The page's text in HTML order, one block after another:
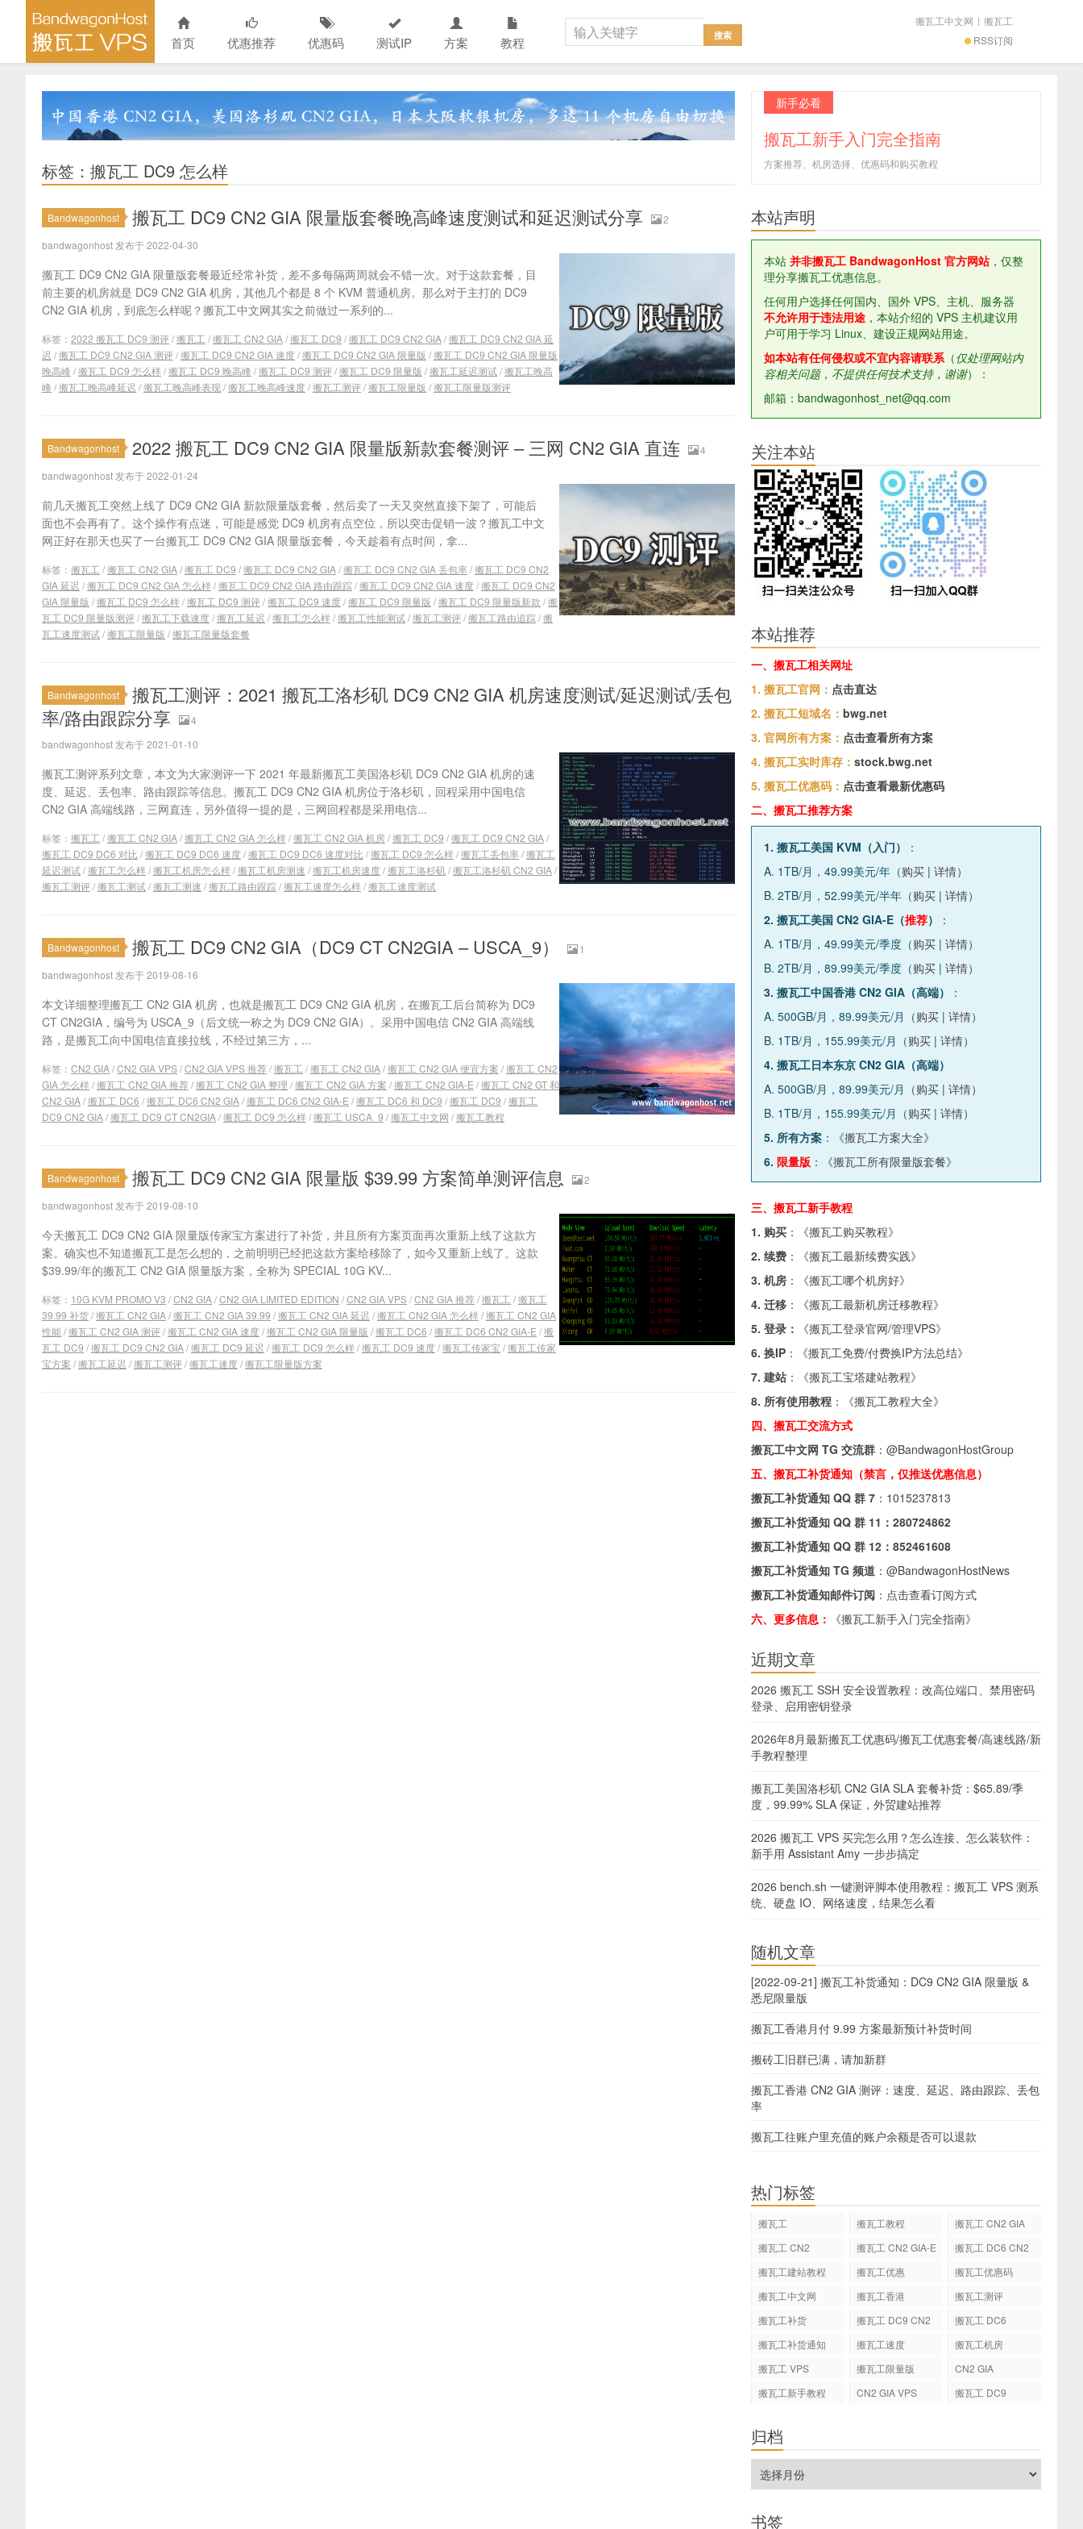
首页 优惠推荐 优惠码 测试IP 方案 教程 RSS订阅
搬瓦工中文网 | 搬瓦工
标签：搬瓦工 DC9 怎么样
Bandwagonhost 搬瓦工 DC9 CN2 GIA 限量版套餐晚高峰速度测试和延迟测试分享
2
bandwagonhost 发布于 2022-04-30
搬瓦工 DC9 CN2 GIA 限量版套餐最近经常补货，差不多每隔两周就会不错一次。对于这款套餐，目
前主要的机房就是 DC9 CN2 GIA 机房，其他几个都是 8 个 KVM 普通机房。那么对于主打的 DC9
CN2 GIA 机房，到底怎么样呢？搬瓦工中文网其实之前做过一系列的...
标签： 2022 搬瓦工 DC9 测评/搬瓦工 /搬瓦工 CN2 GIA/搬瓦工 DC9 /搬瓦工 DC9 CN2 GIA/搬瓦工 DC9 CN2 GIA 延
迟 /搬瓦工 DC9 CN2 GIA 测评/搬瓦工 DC9 CN2 GIA 速度/搬瓦工 DC9 CN2 GIA 限量版 /搬瓦工 DC9 CN2 GIA 限量版
晚高峰 /搬瓦工 DC9 怎么样/搬瓦工 DC9 晚高峰 /搬瓦工 DC9 测评/搬瓦工 DC9 限量版 /搬瓦工延迟测试 /搬瓦工晚高
峰 /搬瓦工晚高峰延迟 /搬瓦工晚高峰表现/搬瓦工晚高峰速度/搬瓦工测评/搬瓦工限量版 /搬瓦工限量版测评
Bandwagonhost 2022 搬瓦工 DC9 CN2 GIA 限量版新款套餐测评 – 三网 CN2 GIA 直连
4
bandwagonhost 发布于 2022-01-24
前几天搬瓦工突然上线了 DC9 CN2 GIA 新款限量版套餐，然后卖了一天又突然直接下架了，可能后
面也不会再有了。这个操作有点迷，可能是感觉 DC9 机房有点空位，所以突击促销一波？搬瓦工中文
网正好在那天也买了一台搬瓦工 DC9 CN2 GIA 限量版套餐，今天趁着有点时间，拿...
标签： 搬瓦工 /搬瓦工 CN2 GIA/搬瓦工 DC9 /搬瓦工 DC9 CN2 GIA/搬瓦工 DC9 CN2 GIA 丢包率/搬瓦工 DC9 CN2
GIA 延迟 /搬瓦工 DC9 CN2 GIA 怎么样/搬瓦工 DC9 CN2 GIA 路由跟踪/搬瓦工 DC9 CN2 GIA 速度/搬瓦工 DC9 CN2
GIA 限量版 /搬瓦工 DC9 怎么样/搬瓦工 DC9 测评/搬瓦工 DC9 速度/搬瓦工 DC9 限量版 /搬瓦工 DC9 限量版新款 /搬
瓦工 DC9 限量版测评/搬瓦工下载速度/搬瓦工延迟 /搬瓦工怎么样/搬瓦工性能测试 /搬瓦工测评/搬瓦工路由追踪/搬
瓦工速度测试 /搬瓦工限量版 /搬瓦工限量版套餐
Bandwagonhost
搬瓦工测评：2021 搬瓦工洛杉矶 DC9 CN2 GIA 机房速度测试/延迟测试/丢包
率/路由跟踪分享
4
bandwagonhost 发布于 2021-01-10
搬瓦工测评系列文章，本文为大家测评一下 2021 年最新搬瓦工美国洛杉矶 DC9 CN2 GIA 机房的速
度、延迟、丢包率、路由跟踪等信息。搬瓦工 DC9 CN2 GIA 机房位于洛杉矶，回程采用中国电信
CN2 GIA 高端线路，三网直连，另外值得一提的是，三网回程都是采用电信...
标签： 搬瓦工 /搬瓦工 CN2 GIA/搬瓦工 CN2 GIA 怎么样/搬瓦工 CN2 GIA 机房/搬瓦工 DC9 /搬瓦工 DC9 CN2 GIA/
搬瓦工 DC9 DC6 对比/搬瓦工 DC9 DC6 速度/搬瓦工 DC9 DC6 速度对比/搬瓦工 DC9 怎么样/搬瓦工丢包率/搬瓦工
延迟测试 /搬瓦工怎么样/搬瓦工机房怎么样/搬瓦工机房测速 /搬瓦工机房速度/搬瓦工洛杉矶/搬瓦工洛杉矶 CN2 GIA/
搬瓦工测评/搬瓦工测试 /搬瓦工测速 /搬瓦工路由跟踪/搬瓦工速度怎么样/搬瓦工速度测试
Bandwagonhost 搬瓦工 DC9 CN2 GIA（DC9 CT CN2GIA – USCA_9）
1
bandwagonhost 发布于 2019-08-16
本文详细整理搬瓦工 CN2 GIA 机房，也就是搬瓦工 DC9 CN2 GIA 机房，在搬瓦工后台简称为 DC9
CT CN2GIA，编号为 USCA_9（后文统一称之为 DC9 CN2 GIA）。采用中国电信 CN2 GIA 高端线
路，是搬瓦工向中国电信直接拉线，不经过第三方，...
标签： CN2 GIA/CN2 GIA VPS/CN2 GIA VPS 推荐/搬瓦工 /搬瓦工 CN2 GIA/搬瓦工 CN2 GIA 便宜方案 /搬瓦工 CN2
GIA 怎么样/搬瓦工 CN2 GIA 推荐/搬瓦工 CN2 GIA 整理 /搬瓦工 CN2 GIA 方案 /搬瓦工 CN2 GIA-E /搬瓦工 CN2 GT 和
CN2 GIA/搬瓦工 DC6 /搬瓦工 DC6 CN2 GIA/搬瓦工 DC6 CN2 GIA-E /搬瓦工 DC6 和 DC9 /搬瓦工 DC9 /搬瓦工
DC9 CN2 GIA/搬瓦工 DC9 CT CN2GIA/搬瓦工 DC9 怎么样/搬瓦工 USCA_9 /搬瓦工中文网 /搬瓦工教程
Bandwagonhost 搬瓦工 DC9 CN2 GIA 限量版 $39.99 方案简单测评信息
2
bandwagonhost 发布于 2019-08-10
今天搬瓦工 DC9 CN2 GIA 限量版传家宝方案进行了补货，并且所有方案页面再次重新上线了这款方
案。确实也不知道搬瓦工是怎么想的，之前明明已经把这款方案给移除了，如今又重新上线了。这款
$39.99/年的搬瓦工 CN2 GIA 限量版方案，全称为 SPECIAL 10G KV...
标签： 10G KVM PROMO V3 /CN2 GIA/CN2 GIA LIMITED EDITION /CN2 GIA VPS/CN2 GIA 推荐/搬瓦工 /搬瓦工
39.99 补货/搬瓦工 CN2 GIA/搬瓦工 CN2 GIA 39.99 /搬瓦工 CN2 GIA 延迟 /搬瓦工 CN2 GIA 怎么样/搬瓦工 CN2 GIA
性能/搬瓦工 CN2 GIA 测评/搬瓦工 CN2 GIA 速度/搬瓦工 CN2 GIA 限量版 /搬瓦工 DC6 /搬瓦工 DC6 CN2 GIA-E /搬
瓦工 DC9 /搬瓦工 DC9 CN2 GIA/搬瓦工 DC9 延迟 /搬瓦工 DC9 怎么样/搬瓦工 DC9 速度/搬瓦工传家宝 /搬瓦工传家
宝方案 /搬瓦工延迟 /搬瓦工测评/搬瓦工速度/搬瓦工限量版方案
新手必看
搬瓦工新手入门完全指南
方案推荐、机房选择、优惠码和购买教程
本站声明
本站 并非搬瓦工 BandwagonHost 官方网站，仅整
理分享搬瓦工优惠信息。
任何用户选择任何国内、国外 VPS、主机、服务器
不允许用于违法用途 ，本站介绍的 VPS 主机建议用
户可用于学习 Linux、建设正规网站用途。
如本站有任何侵权或不宜内容请联系（仅处理网站内
容相关问题，不提供任何技术支持，谢谢）：
邮箱：bandwagonhost_net@qq.com
关注本站
本站推荐
一、搬瓦工相关网址
1. 搬瓦工官网： 点击直达
2. 搬瓦工短域名： bwg.net
3. 官网所有方案： 点击查看所有方案
4. 搬瓦工实时库存： stock.bwg.net
5. 搬瓦工优惠码： 点击查看最新优惠码
二、搬瓦工推荐方案
1. 搬瓦工美国 KVM（入门）
：
A. 1TB/月，49.99美元/年（购买 | 详情）
B. 2TB/月，52.99美元/半年（购买 | 详情）
2. 搬瓦工美国 CN2 GIA-E（推荐）
：
A. 1TB/月，49.99美元/季度（购买 | 详情）
B. 2TB/月，89.99美元/季度（购买 | 详情）
3. 搬瓦工中国香港 CN2 GIA（高端）
：
A. 500GB/月，89.99美元/月（购买 | 详情）
B. 1TB/月，155.99美元/月（购买 | 详情）
4. 搬瓦工日本东京 CN2 GIA（高端）
A. 500GB/月，89.99美元/月（购买 | 详情）
B. 1TB/月，155.99美元/月（购买 | 详情）
5. 所有方案 ：《搬瓦工方案大全》
6. 限量版 ：《搬瓦工所有限量版套餐》
三、搬瓦工新手教程
1. 购买 ：《搬瓦工购买教程》
2. 续费 ：《搬瓦工最新续费实践》
3. 机房 ：《搬瓦工哪个机房好》
4. 迁移 ：《搬瓦工最新机房迁移教程》
5. 登录：
《搬瓦工登录官网/管理VPS》
6. 换IP ：《搬瓦工免费/付费换IP方法总结》
7. 建站 ：《搬瓦工宝塔建站教程》
8. 所有使用教程 ：《搬瓦工教程大全》
四、搬瓦工交流方式
搬瓦工中文网 TG 交流群 ： @BandwagonHostGroup
五、搬瓦工补货通知（禁言，仅推送优惠信息）
搬瓦工补货通知 QQ 群 7 ： 1015237813
搬瓦工补货通知 QQ 群 11： 280724862
搬瓦工补货通知 QQ 群 12： 852461608
搬瓦工补货通知 TG 频道 ： @BandwagonHostNews
搬瓦工补货通知邮件订阅 ： 点击查看订阅方式
六、更多信息：
《搬瓦工新手入门完全指南》
近期文章
2026 搬瓦工 SSH 安全设置教程：改高位端口、禁用密码
登录、启用密钥登录
2026年8月最新搬瓦工优惠码/搬瓦工优惠套餐/高速线路/新
手教程整理
搬瓦工美国洛杉矶 CN2 GIA SLA 套餐补货：$65.89/季
度，99.99% SLA 保证，外贸建站推荐
2026 搬瓦工 VPS 买完怎么用？怎么连接、怎么装软件：
新手用 Assistant Amy 一步步搞定
2026 bench.sh 一键测评脚本使用教程：搬瓦工 VPS 测系
统、硬盘 IO、网络速度，结果怎么看
随机文章
[2022-09-21] 搬瓦工补货通知：DC9 CN2 GIA 限量版 &
悉尼限量版
搬瓦工香港月付 9.99 方案最新预计补货时间
搬砖工旧群已满，请加新群
搬瓦工香港 CN2 GIA 测评：速度、延迟、路由跟踪、丢包
率
搬瓦工往账户里充值的账户余额是否可以退款
热门标签
搬瓦工 搬瓦工教程
搬瓦工 CN2 GIA
搬瓦工 CN2
搬瓦工 CN2 GIA-E
搬瓦工 DC6 CN2
搬瓦工建站教程 搬瓦工优惠
搬瓦工优惠码
搬瓦工中文网
搬瓦工香港
搬瓦工测评
搬瓦工补货
搬瓦工 DC9 CN2
搬瓦工 DC6
搬瓦工补货通知
搬瓦工速度
搬瓦工机房
搬瓦工 VPS
搬瓦工限量版
CN2 GIA
搬瓦工新手教程
CN2 GIA VPS 搬瓦工 DC9
归档
书签